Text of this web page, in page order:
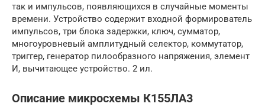
так и импульсов, появляющихся в случайные моменты
времени. Устройство содержит входной формирователь
импульсов, три блока задержки, ключ, сумматор,
многоуровневый амплитудный селектор, коммутатор,
триггер, генератор пилообразного напряжения, элемент
И, вычитающее устройство. 2 ил.
Описание микросхемы К155ЛА3